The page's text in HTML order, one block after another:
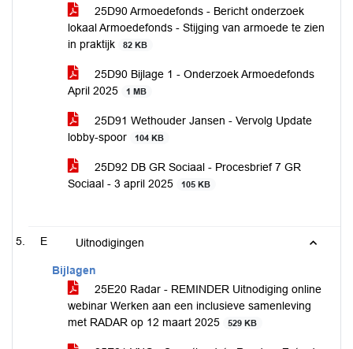
25D90 Armoedefonds - Bericht onderzoek
lokaal Armoedefonds - Stijging van armoede te zien
in praktijk
82 KB
25D90 Bijlage 1 - Onderzoek Armoedefonds
April 2025
1 MB
25D91 Wethouder Jansen - Vervolg Update
lobby-spoor
104 KB
25D92 DB GR Sociaal - Procesbrief 7 GR
Sociaal - 3 april 2025
105 KB
E Uitnodigingen
Bijlagen
25E20 Radar - REMINDER Uitnodiging online
webinar Werken aan een inclusieve samenleving
met RADAR op 12 maart 2025
529 KB